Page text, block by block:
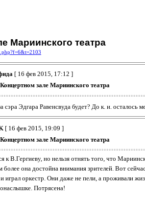
Мариинского театра
[ 16 фев 2015, 17:12 ]
зале Мариинского театра
сэра Эдгара Равенсвуда будет? До к. и. осталось
[ 16 фев 2015, 19:09 ]
зале Мариинского театра
В.Гергиеву, но нельзя отнять того, что
более она достойна внимания зрителей. Вот
играл оркестр. Они даже не пели, а проживали
Потрясена!